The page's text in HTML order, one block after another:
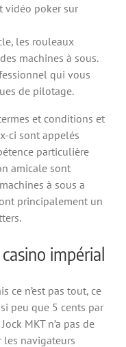
vidéo poker sur
les rouleaux
machines à sous.
qui vous
de pilotage.
et conditions et
ci sont appelés
particulière
amicale sont
à sous a
principalement un
impérial
ce n’est pas tout, ce
peu que 5 cents par
MKT n’a pas de
navigateurs